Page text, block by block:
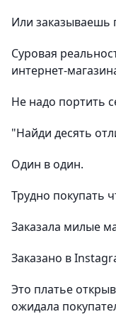
Или заказываешь
Суровая
интернет-
Не надо портить
"Найди десять
Один в один.
Трудно покупать
Заказала милые
Заказано в
Это платье
ожидала